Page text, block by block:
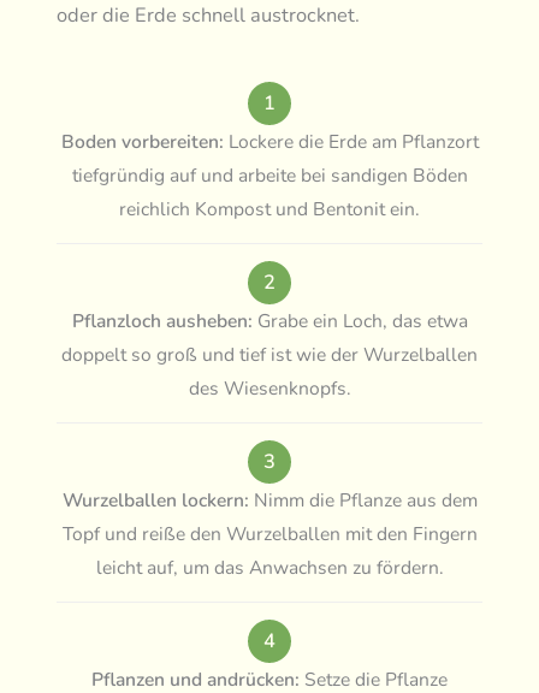
oder die Erde schnell austrocknet.
1
Boden vorbereiten: Lockere die Erde am Pflanzort
tiefgründig auf und arbeite bei sandigen Böden
reichlich Kompost und Bentonit ein.
2
Pflanzloch ausheben: Grabe ein Loch, das etwa
doppelt so groß und tief ist wie der Wurzelballen
des Wiesenknopfs.
3
Wurzelballen lockern: Nimm die Pflanze aus dem
Topf und reiße den Wurzelballen mit den Fingern
leicht auf, um das Anwachsen zu fördern.
4
Pflanzen und andrücken: Setze die Pflanze